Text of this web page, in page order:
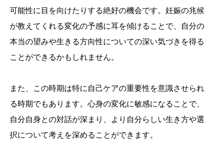
可能性に目を向けたりする絶好の機会です。妊娠の兆候
が教えてくれる変化の予感に耳を傾けることで、自分の
本当の望みや生きる方向性についての深い気づきを得る
ことができるかもしれません。
また、この時期は特に自己ケアの重要性を意識させられ
る時期でもあります。心身の変化に敏感になることで、
自分自身との対話が深まり、より自分らしい生き方や選
択について考えを深めることができます。